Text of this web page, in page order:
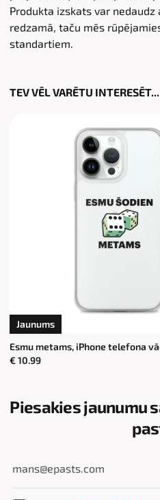
Produkta izskats var
redzamā, taču mēs
standartiem.
TEV VĒL VARĒTU INTERESĒT...
Jaunums
Esmu metams, iPhone telefona
€ 10.99
Piesakies jaunumu